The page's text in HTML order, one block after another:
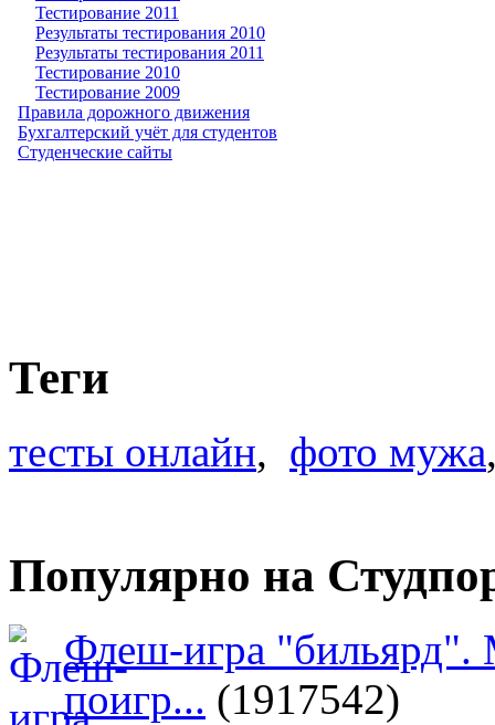
Тестирование 2011
Результаты тестирования 2010
Результаты тестирования 2011
Тестирование 2010
Тестирование 2009
Правила дорожного движения
Бухгалтерский учёт для студентов
Студенческие сайты
Теги
тесты онлайн, фото мужа
Популярно на
Флеш-игра "бильярд".
поигр... (1917542)